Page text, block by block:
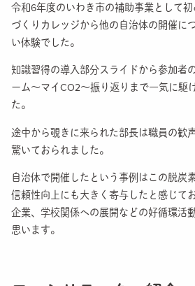
令和6年度のいわき市の補助事業として
づくりカレッジから他の自治体の開催に
い体験でした。
知識習得の導入部分スライドから参加者
ーム～マイCO2～振り返りまで一気に駆
た。
途中から覗きに来られた部長は職員の歓
驚いておられました。
自治体で開催したという事例はこの脱炭
信頼性向上にも大きく寄与したと感じて
企業、学校関係への展開などの好循環活
思います。